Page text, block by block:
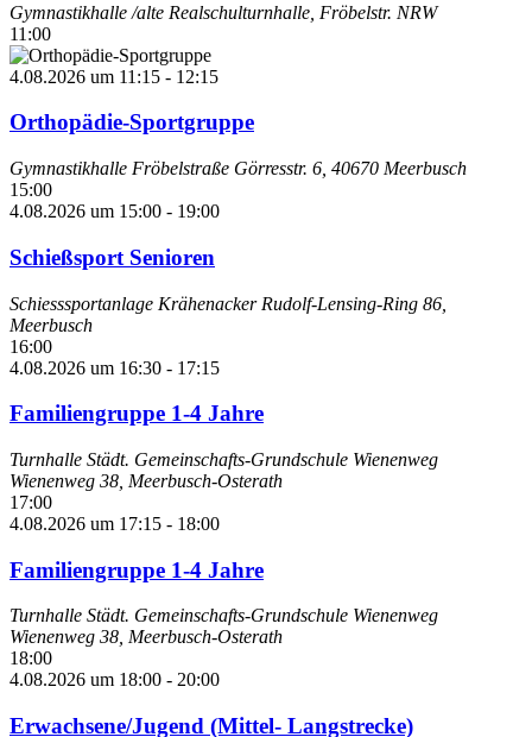
Gymnastikhalle /alte Realschulturnhalle, Fröbelstr. NRW
11:00
4.08.2026 um 11:15 - 12:15
Orthopädie-Sportgruppe
Gymnastikhalle Fröbelstraße Görresstr. 6, 40670 Meerbusch
15:00
4.08.2026 um 15:00 - 19:00
Schießsport Senioren
Schiesssportanlage Krähenacker Rudolf-Lensing-Ring 86,
Meerbusch
16:00
4.08.2026 um 16:30 - 17:15
Familiengruppe 1-4 Jahre
Turnhalle Städt. Gemeinschafts-Grundschule Wienenweg
Wienenweg 38, Meerbusch-Osterath
17:00
4.08.2026 um 17:15 - 18:00
Familiengruppe 1-4 Jahre
Turnhalle Städt. Gemeinschafts-Grundschule Wienenweg
Wienenweg 38, Meerbusch-Osterath
18:00
4.08.2026 um 18:00 - 20:00
Erwachsene/Jugend (Mittel- Langstrecke)